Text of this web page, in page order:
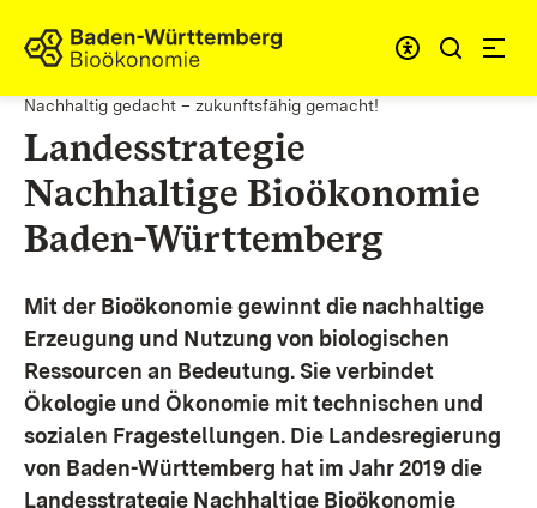
Zum Inhalt springen
Link zur Startseite
Nachhaltig gedacht – zukunftsfähig gemacht!
Landesstrategie
Nachhaltige Bioökonomie
Baden-Württemberg
Mit der Bioökonomie gewinnt die nachhaltige
Erzeugung und Nutzung von biologischen
Ressourcen an Bedeutung. Sie verbindet
Ökologie und Ökonomie mit technischen und
sozialen Fragestellungen. Die Landesregierung
von Baden-Württemberg hat im Jahr 2019 die
Landesstrategie Nachhaltige Bioökonomie